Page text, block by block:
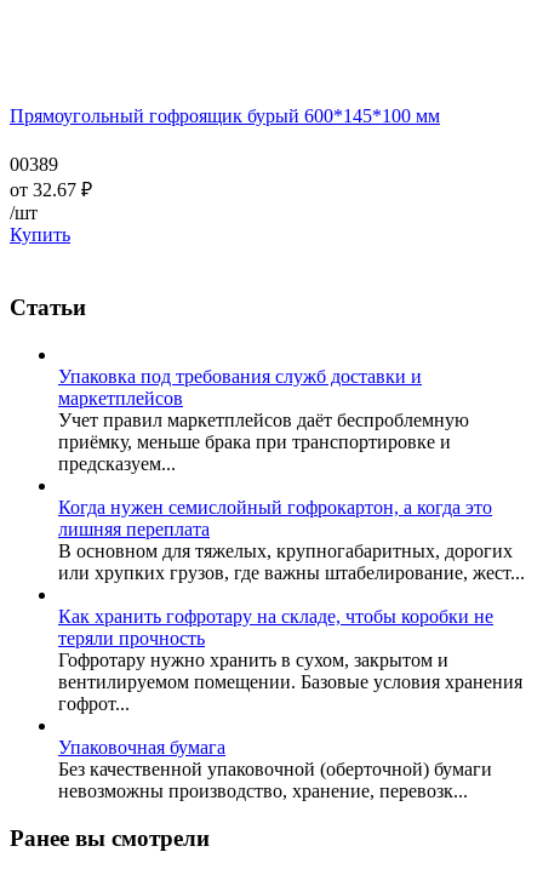
Прямоугольный гофроящик бурый 600*145*100 мм
00389
от 32.67 ₽
/шт
Купить
Статьи
Упаковка под требования служб доставки и
маркетплейсов
Учет правил маркетплейсов даёт беспроблемную
приёмку, меньше брака при транспортировке и
предсказуем...
Когда нужен семислойный гофрокартон, а когда это
лишняя переплата
В основном для тяжелых, крупногабаритных, дорогих
или хрупких грузов, где важны штабелирование, жест...
Как хранить гофротару на складе, чтобы коробки не
теряли прочность
Гофротару нужно хранить в сухом, закрытом и
вентилируемом помещении. Базовые условия хранения
гофрот...
Упаковочная бумага
Без качественной упаковочной (оберточной) бумаги
невозможны производство, хранение, перевозк...
Ранее вы смотрели